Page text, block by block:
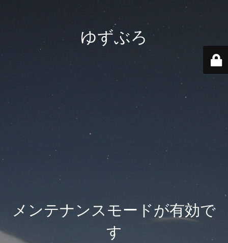
ゆずぶろ
メンテナンスモードが有効で
す